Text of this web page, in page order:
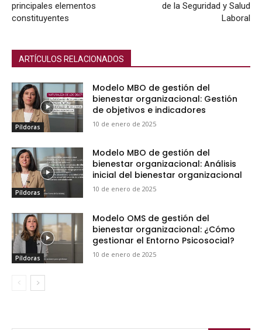
principales elementos
constituyentes
de la Seguridad y Salud
Laboral
ARTÍCULOS RELACIONADOS
Píldoras
Modelo MBO de gestión del
bienestar organizacional: Gestión
de objetivos e indicadores
10 de enero de 2025
Píldoras
Modelo MBO de gestión del
bienestar organizacional: Análisis
inicial del bienestar organizacional
10 de enero de 2025
Píldoras
Modelo OMS de gestión del
bienestar organizacional: ¿Cómo
gestionar el Entorno Psicosocial?
10 de enero de 2025